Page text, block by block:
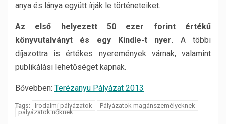
anya és lánya együtt írják le történeteiket.
Az első helyezett 50 ezer forint értékű
könyvutalványt és egy Kindle-t nyer. A többi
díjazottra is értékes nyeremények várnak, valamint
publikálási lehetőséget kapnak.
Bővebben: Terézanyu Pályázat 2013
Tags: Irodalmi pályázatok
Pályázatok magánszemélyeknek
pályázatok nőknek